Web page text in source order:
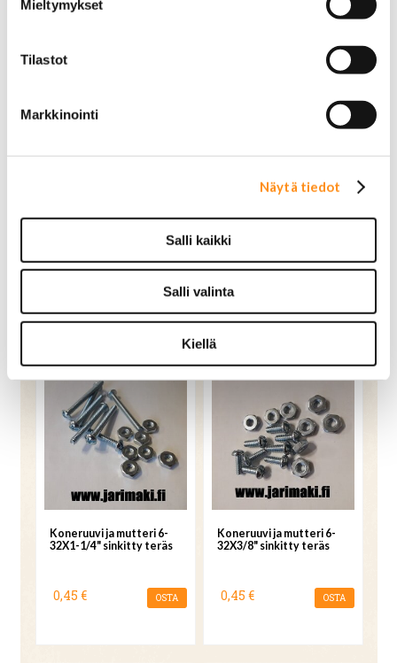
Mieltymykset
Tilastot
Markkinointi
Näytä tiedot
Salli kaikki
Salli valinta
Kiellä
32X1/2" sinkitty teräs
0,45 € OSTA
40X1/2" sinkitty teräs
0,25 € OSTA
Koneruuvi ja mutteri 6-
32X1-1/4" sinkitty teräs
0,45 € OSTA
Koneruuvi ja mutteri 6-
32X3/8" sinkitty teräs
0,45 € OSTA